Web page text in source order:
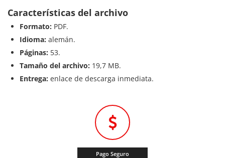
Características del archivo
Formato: PDF.
Idioma: alemán.
Páginas: 53.
Tamaño del archivo: 19,7 MB.
Entrega: enlace de descarga inmediata.
Pago Seguro